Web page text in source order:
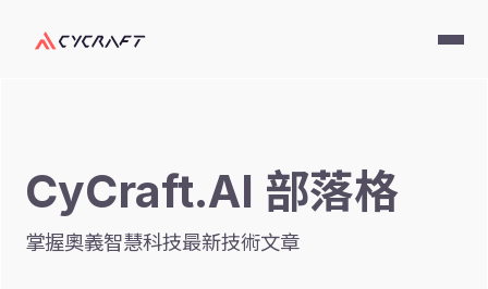
CyCraft.AI 部落格
掌握奧義智慧科技最新技術文章